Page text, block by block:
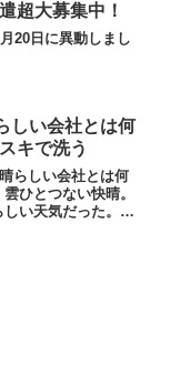
超大募集中！
20日に異動しまし
しい会社とは何
キで洗う
らしい会社とは何
ひとつない快晴。
い天気だった。・